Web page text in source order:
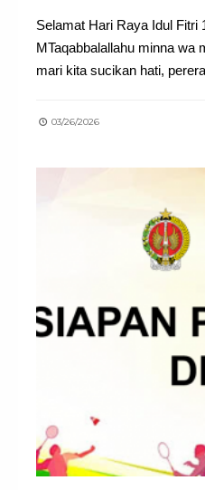
Selamat Hari Raya Idul Fitri
MTaqabbalallahu minna wa
mari kita sucikan hati,
03/26/2026